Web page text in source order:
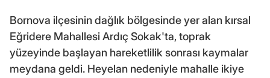
Bornova ilçesinin dağlık bölgesinde yer alan kırsal
Eğridere Mahallesi Ardıç Sokak'ta, toprak
yüzeyinde başlayan hareketlilik sonrası kaymalar
meydana geldi. Heyelan nedeniyle mahalle ikiye